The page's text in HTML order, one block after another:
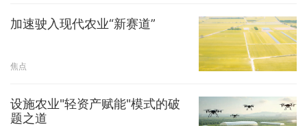
加速驶入现代农业“新赛道”
焦点
设施农业"轻资产赋能"模式的破
题之道